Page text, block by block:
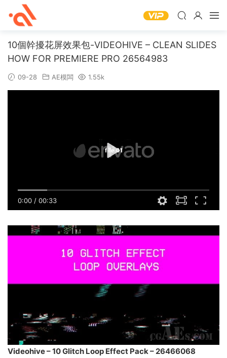
10個幹擾花屏效果包-VIDEOHIVE – CLEAN SLIDES
HOW FOR PREMIERE PRO 26564983
09-28 AE模闆 1.55k
0:00 / 00:33
Videohive – 10 Glitch Loop Effect Pack – 26466068